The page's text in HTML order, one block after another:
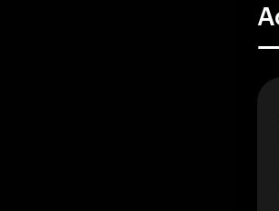
—